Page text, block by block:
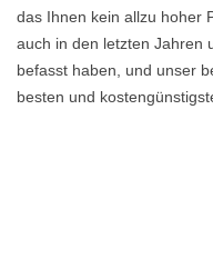
das Ihnen kein allzu hoher
auch in den letzten Jahren
befasst haben, und unser
besten und